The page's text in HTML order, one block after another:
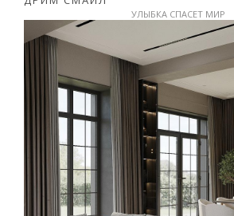
УЛЫБКА СПАСЕТ МИР